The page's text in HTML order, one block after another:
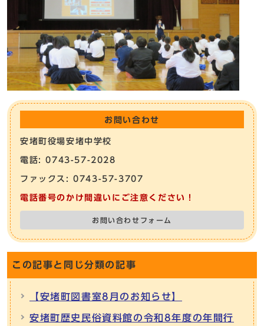
お問い合わせ
安堵町役場安堵中学校
電話: 0743-57-2028
ファックス: 0743-57-3707
電話番号のかけ間違いにご注意ください！
お問い合わせフォーム
この記事と同じ分類の記事
【安堵町図書室8月のお知らせ】
安堵町歴史民俗資料館の令和8年度の年間行